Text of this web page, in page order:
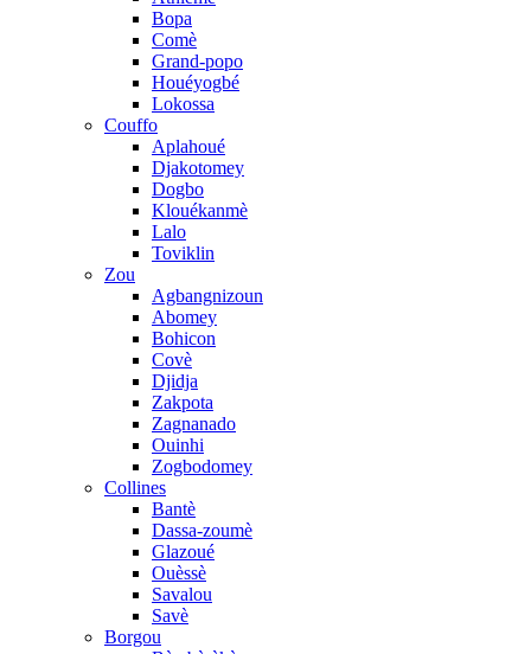
Bopa
Comè
Grand-popo
Houéyogbé
Lokossa
Couffo
Aplahoué
Djakotomey
Dogbo
Klouékanmè
Lalo
Toviklin
Zou
Agbangnizoun
Abomey
Bohicon
Covè
Djidja
Zakpota
Zagnanado
Ouinhi
Zogbodomey
Collines
Bantè
Dassa-zoumè
Glazoué
Ouèssè
Savalou
Savè
Borgou